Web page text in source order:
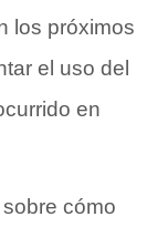
los próximos
el uso del
en
cómo